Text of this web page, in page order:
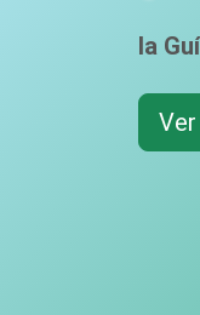
la